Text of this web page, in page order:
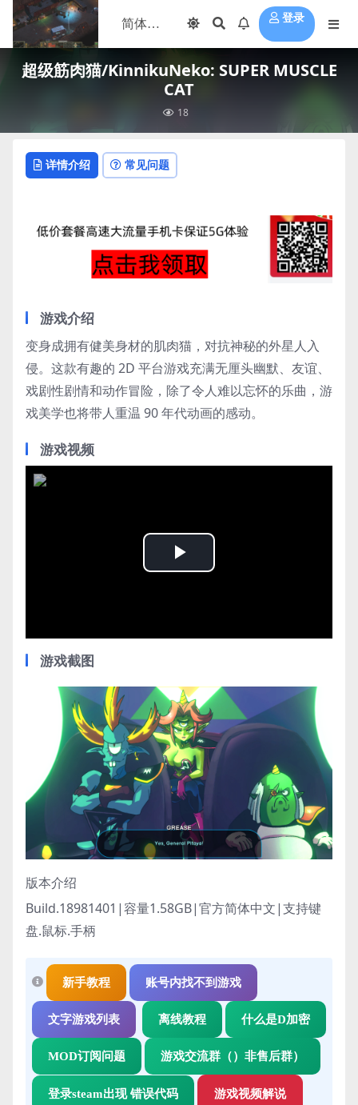
登录
超级筋肉猫/KinnikuNeko: SUPER MUSCLE
CAT
18
详情介绍 常见问题
游戏介绍
变身成拥有健美身材的肌肉猫，对抗神秘的外星人入
侵。这款有趣的 2D 平台游戏充满无厘头幽默、友谊、
戏剧性剧情和动作冒险，除了令人难以忘怀的乐曲，游
戏美学也将带人重温 90 年代动画的感动。
游戏视频
Play
游戏截图
版本介绍
Build.18981401|容量1.58GB|官方简体中文|支持键
盘.鼠标.手柄
新手教程 账号内找不到游戏
文字游戏列表 离线教程 什么是D加密
MOD订阅问题 游戏交流群（）非售后群）
登录steam出现 错误代码 游戏视频解说